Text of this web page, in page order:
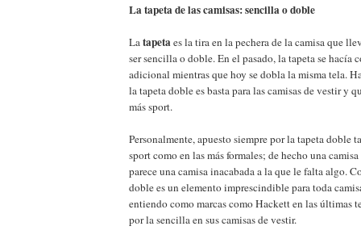
La tapeta de las camisas: sencilla o doble
Latapetaes la tira en la pechera de la camisa que
ser sencilla o doble. En el pasado, la tapeta se hacía
adicional mientras que hoy se dobla la misma tela.
la tapeta doble es basta para las camisas de vestir y
más sport.
Personalmente, apuesto siempre por la tapeta doble
sport como en las más formales; de hecho una
parece una camisa inacabada a la que le falta algo.
doble es un elemento imprescindible para toda
entiendo como marcas como Hackett en las últimas
por la sencilla en sus camisas de vestir.